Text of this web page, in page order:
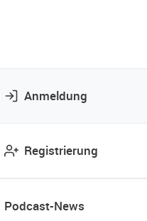
Anmeldung
Registrierung
Podcast-News